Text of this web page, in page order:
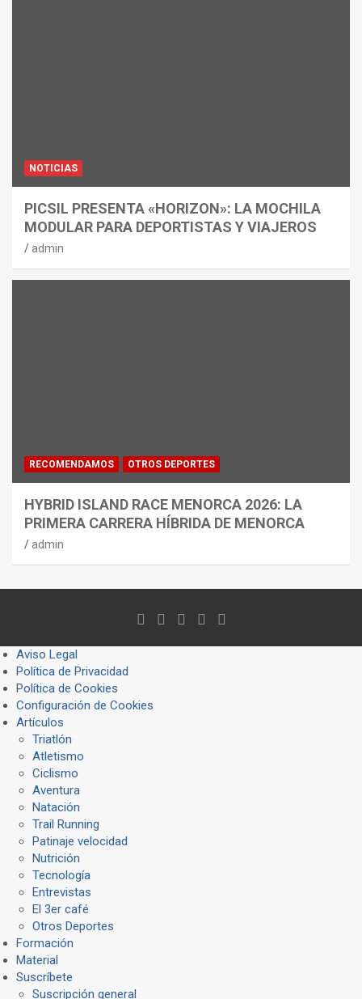
NOTICIAS
PICSIL PRESENTA «HORIZON»: LA MOCHILA
MODULAR PARA DEPORTISTAS Y VIAJEROS
admin
RECOMENDAMOS OTROS DEPORTES
HYBRID ISLAND RACE MENORCA 2026: LA
PRIMERA CARRERA HÍBRIDA DE MENORCA
admin
Aviso Legal
Política de Privacidad
Política de Cookies
Configuración de Cookies
Artículos
Triatlón
Atletismo
Ciclismo
Aventura
Natación
Trail Running
Patinaje velocidad
Nutrición
Tecnología
Entrevistas
El 3er café
Otros Deportes
Formación
Material
Suscríbete
Suscripción general